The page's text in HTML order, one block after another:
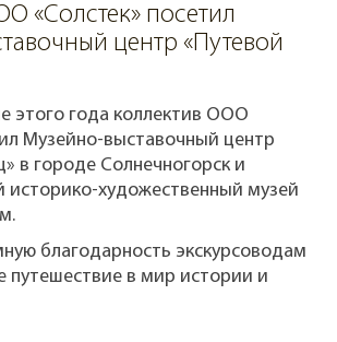
«Солстек» посетил
центр «Путевой
этого года коллектив ООО
Музейно-выставочный центр
в городе Солнечногорск и
историко-художественный музей
благодарность экскурсоводам
путешествие в мир истории и